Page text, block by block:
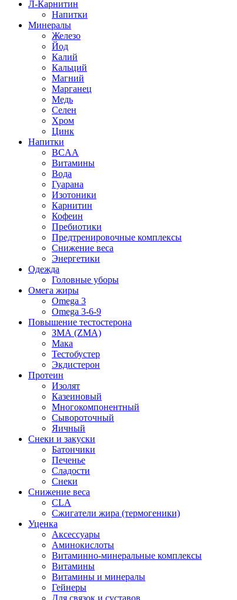
Л-Карнитин
Напитки
Минералы
Железо
Йод
Калий
Кальций
Магний
Марганец
Медь
Селен
Хром
Цинк
Напитки
BCAA
Витамины
Вода
Гуарана
Изотоники
Карнитин
Кофеин
Пребиотики
Предтренировочные комплексы
Снижение веса
Энергетики
Одежда
Головные уборы
Омега жиры
Omega 3
Omega 3-6-9
Повышение тестостерона
ЗМА (ZMA)
Мака
Тестобустер
Экдистерон
Протеин
Изолят
Казеиновый
Многокомпонентный
Сывороточный
Яичный
Снеки и закуски
Батончики
Печенье
Сладости
Снеки
Снижение веса
CLA
Сжигатели жира (термогеники)
Уценка
Аксессуары
Аминокислоты
Витаминно-минеральные комплексы
Витамины
Витамины и минералы
Гейнеры
Для связок и суставов